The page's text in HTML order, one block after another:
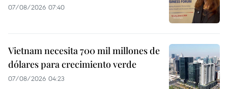
07/08/2026 07:40
Vietnam necesita 700 mil millones de
dólares para crecimiento verde
07/08/2026 04:23